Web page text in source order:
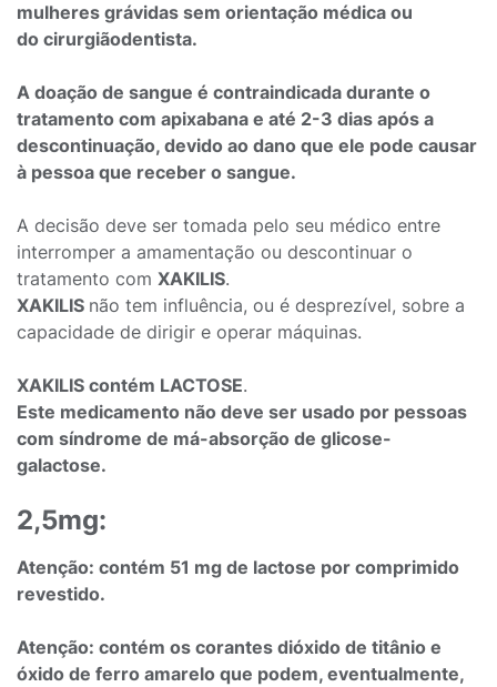
mulheres grávidas sem orientação médica ou
do cirurgiãodentista.
A doação de sangue é contraindicada durante o
tratamento com apixabana e até 2-3 dias após a
descontinuação, devido ao dano que ele pode causar
à pessoa que receber o sangue.
A decisão deve ser tomada pelo seu médico entre
interromper a amamentação ou descontinuar o
tratamento com XAKILIS.
XAKILIS não tem influência, ou é desprezível, sobre a
capacidade de dirigir e operar máquinas.
XAKILIS contém LACTOSE.
Este medicamento não deve ser usado por pessoas
com síndrome de má-absorção de glicose-
galactose.
2,5mg:
Atenção: contém 51 mg de lactose por comprimido
revestido.
Atenção: contém os corantes dióxido de titânio e
óxido de ferro amarelo que podem, eventualmente,